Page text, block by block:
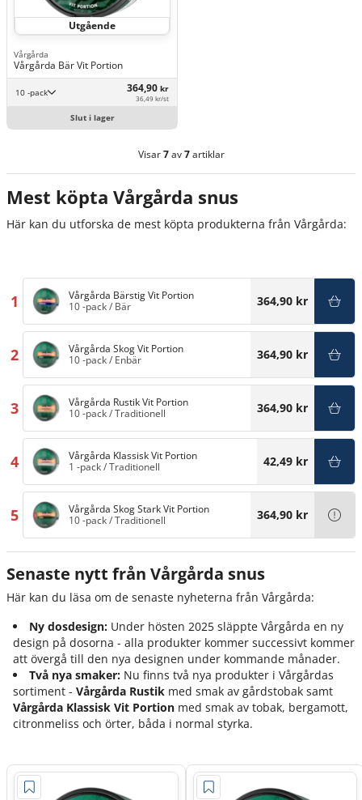
Utgående
Vårgårda
Vårgårda Bär Vit Portion
10 -pack 364,90 kr
36,49 kr/st
Slut i lager
Visar7av7artiklar
Mest köpta Vårgårda snus
Här kan du utforska de mest köpta produkterna från Vårgårda:
1
Vårgårda Bärstig Vit Portion
10 -pack/ Bär 364,90 kr
2
Vårgårda Skog Vit Portion
10 -pack/ Enbär 364,90 kr
3
Vårgårda Rustik Vit Portion
10 -pack/Traditionell 364,90 kr
4
Vårgårda Klassisk Vit Portion
1 -pack/Traditionell 42,49 kr
5
Vårgårda Skog Stark Vit Portion
10 -pack/Traditionell 364,90 kr
Senaste nytt från Vårgårda snus
Här kan du läsa om de senaste nyheterna från Vårgårda:
Ny dosdesign: Under hösten 2025 släppte Vårgårda en ny
design på dosorna - alla produkter kommer successivt kommer
att övergå till den nya designen under kommande månader.
Två nya smaker: Nu finns två nya produkter i Vårgårdas
sortiment - Vårgårda Rustik med smak av gårdstobak samt
Vårgårda Klassisk Vit Portion med smak av tobak, bergamott,
citronmeliss och örter, båda i normal styrka.